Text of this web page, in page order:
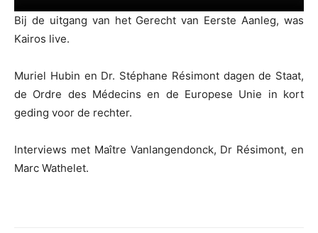
Bij de uitgang van het Gerecht van Eerste Aanleg, was
Kairos live.
Muriel Hubin en Dr. Stéphane Résimont dagen de Staat,
de Ordre des Médecins en de Europese Unie in kort
geding voor de rechter.
Interviews met Maître Vanlangendonck, Dr Résimont, en
Marc Wathelet.